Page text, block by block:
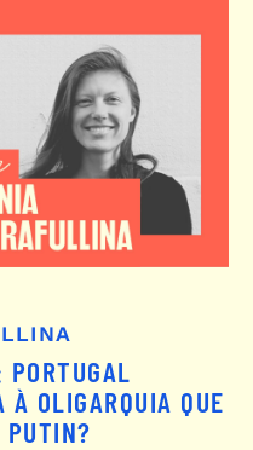
À OLIGARQUIA QUE
PUTIN?